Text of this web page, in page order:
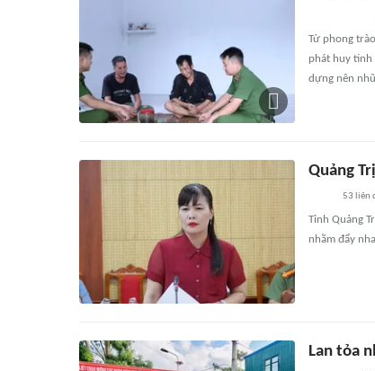
Từ phong
phát huy tinh
dựng nên
Quảng
53 liên
Tỉnh Quảng
nhằm đẩy
Lan tỏa